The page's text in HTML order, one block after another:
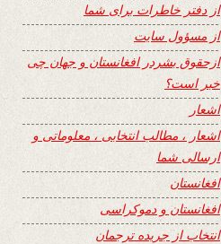
از دفتر خاطرات برای شما
از مسؤول سایت
ازحقوق بشردر افغانستان و جهان چی
خبر است؟
اشعار
اشعار ، مطالب انتخابی ، معلوماتی و
ارسالی شما
افغانستان
افغانستان و دموکراسی
انتخاب از جریده ترجمان